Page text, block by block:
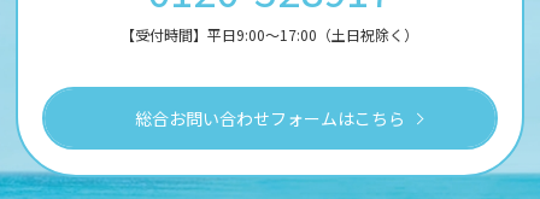
【受付時間】平日9:00～17:00（土日祝除く）
総合お問い合わせフォームはこちら